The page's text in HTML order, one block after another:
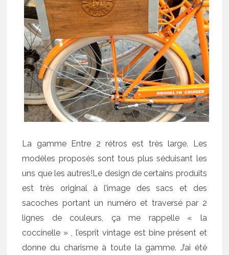
La gamme Entre 2 rétros est très large. Les
modèles proposés sont tous plus séduisant les
uns que les autres!Le design de certains produits
est très original à l’image des sacs et des
sacoches portant un numéro et traversé par 2
lignes de couleurs, ça me rappelle « la
coccinelle » , l’esprit vintage est bine présent et
donne du charisme à toute la gamme. J’ai été